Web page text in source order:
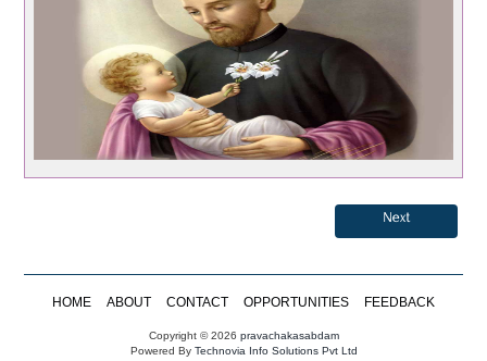
Next
HOME ABOUT CONTACT OPPORTUNITIES FEEDBACK
Copyright © 2026 pravachakasabdam
Powered ByTechnovia Info Solutions Pvt Ltd